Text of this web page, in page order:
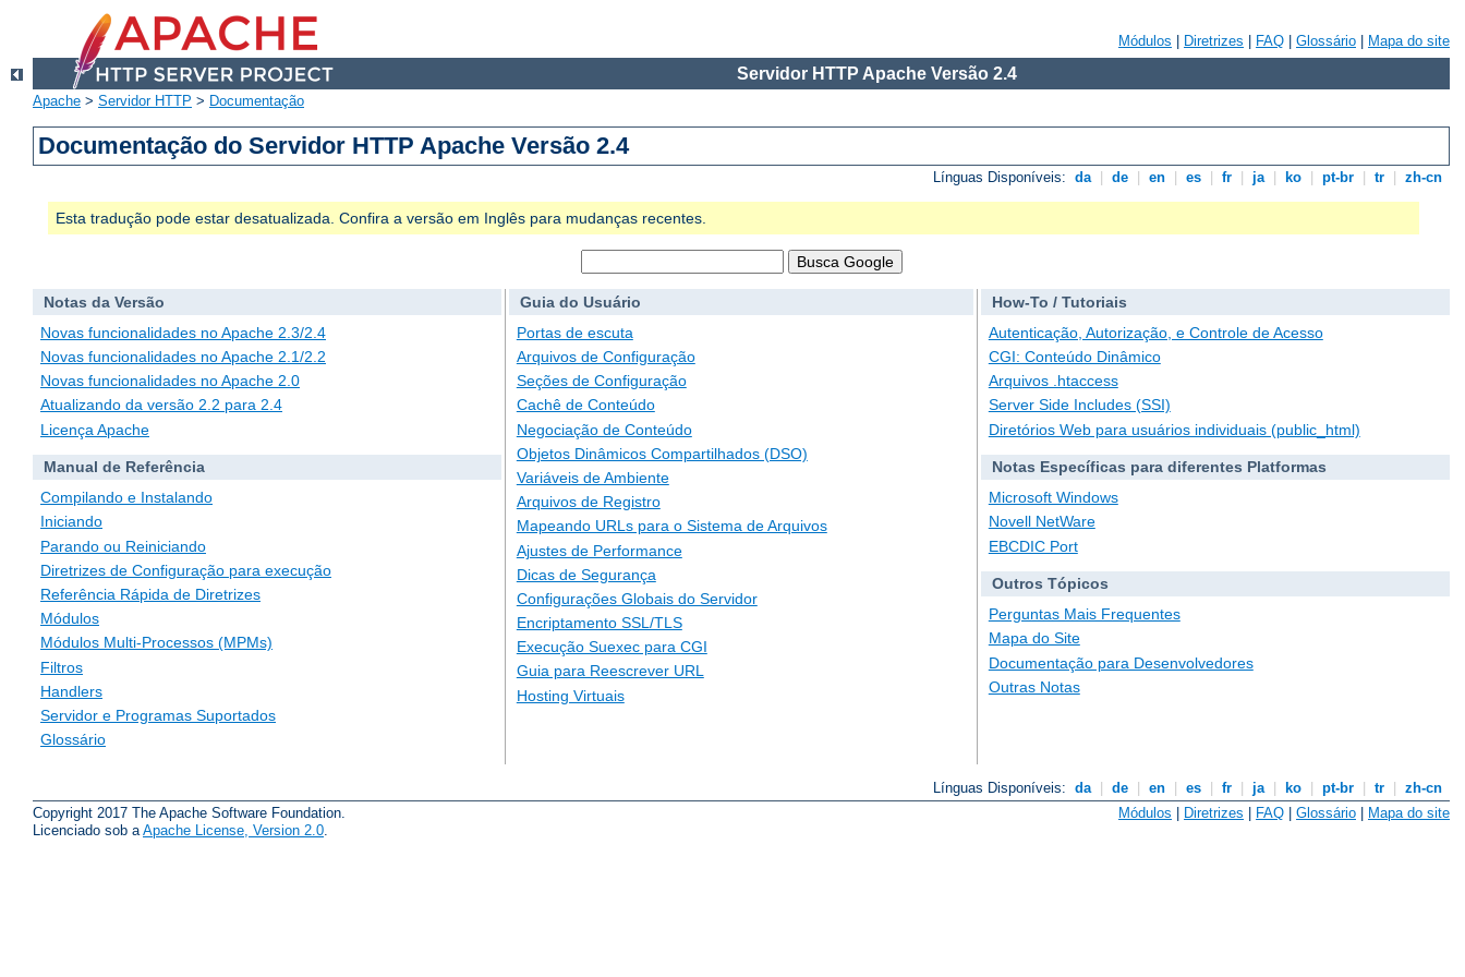
Módulos Diretrizes FAQ Glossário Mapa do site
Servidor HTTP Apache Versão 2.4
Apache > Servidor HTTP > Documentação
Documentação do Servidor HTTP Apache Versão 2.4
Línguas Disponíveis: da de en es fr ja ko pt-br tr zh-cn
Esta tradução pode estar desatualizada. Confira a versão em Inglês para mudanças recentes.
Notas da Versão
Novas funcionalidades no Apache 2.3/2.4
Novas funcionalidades no Apache 2.1/2.2
Novas funcionalidades no Apache 2.0
Atualizando da versão 2.2 para 2.4
Licença Apache
Manual de Referência
Compilando e Instalando
Iniciando
Parando ou Reiniciando
Diretrizes de Configuração para execução
Referência Rápida de Diretrizes
Módulos
Módulos Multi-Processos (MPMs)
Filtros
Handlers
Servidor e Programas Suportados
Glossário
Guia do Usuário
Portas de escuta
Arquivos de Configuração
Seções de Configuração
Cachê de Conteúdo
Negociação de Conteúdo
Objetos Dinâmicos Compartilhados (DSO)
Variáveis de Ambiente
Arquivos de Registro
Mapeando URLs para o Sistema de Arquivos
Ajustes de Performance
Dicas de Segurança
Configurações Globais do Servidor
Encriptamento SSL/TLS
Execução Suexec para CGI
Guia para Reescrever URL
Hosting Virtuais
How-To / Tutoriais
Autenticação, Autorização, e Controle de Acesso
CGI: Conteúdo Dinâmico
Arquivos .htaccess
Server Side Includes (SSI)
Diretórios Web para usuários individuais (public_html)
Notas Específicas para diferentes Platformas
Microsoft Windows
Novell NetWare
EBCDIC Port
Outros Tópicos
Perguntas Mais Frequentes
Mapa do Site
Documentação para Desenvolvedores
Outras Notas
Línguas Disponíveis: da de en es fr ja ko pt-br tr
zh-cn
Copyright 2017 The Apache Software Foundation.
Licenciado sob a Apache License, Version 2.0
Módulos | Diretrizes | FAQ | Glossário | Mapa do site